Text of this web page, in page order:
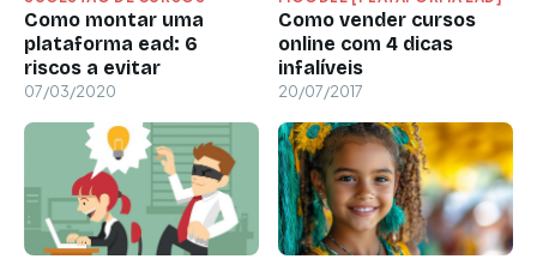
Como montar uma
plataforma ead: 6
riscos a evitar
07/03/2020
Como vender cursos
online com 4 dicas
infalíveis
20/07/2017